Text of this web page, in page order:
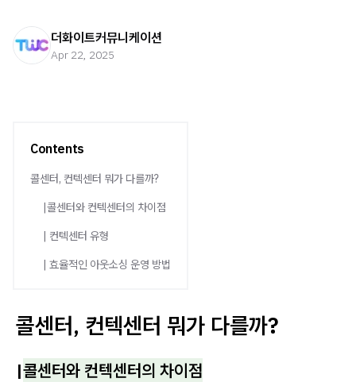
더화이트커뮤니케이션
Apr 22, 2025
Contents
​콜센터, 컨텍센터 뭐가 다를까?
|콜센터와 컨텍센터의 차이점
| 컨텍센터 유형
| 효율적인 아웃소싱 운영 방법
​콜센터, 컨텍센터 뭐가 다를까?
|콜센터와 컨텍센터의 차이점